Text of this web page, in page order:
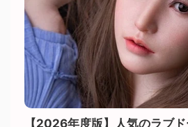
【2026年度版】人気のラブ